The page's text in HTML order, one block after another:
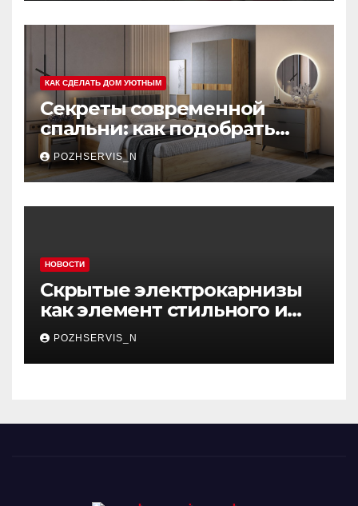
КАК СДЕЛАТЬ ДОМ УЮТНЫМ
Секреты современной
спальни: как подобрать
мебель, которая меняет
пространство
POZHSERVIS_N
НОВОСТИ
Скрытые электрокарнизы
как элемент стильного и
функционального
интерьера
POZHSERVIS_N